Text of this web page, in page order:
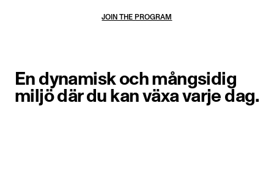
JOIN THE PROGRAM
En dynamisk och mångsidig
miljö där du kan växa varje dag.